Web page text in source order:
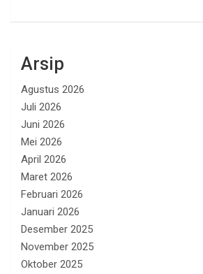
Arsip
Agustus 2026
Juli 2026
Juni 2026
Mei 2026
April 2026
Maret 2026
Februari 2026
Januari 2026
Desember 2025
November 2025
Oktober 2025